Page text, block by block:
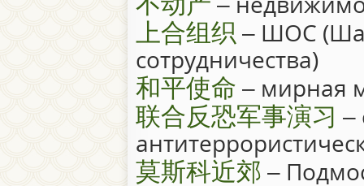
上合组织 – ШОС
сотрудничества)
和平使命 – мирная
联合反恐军事演习 –
莫斯科近郊 –